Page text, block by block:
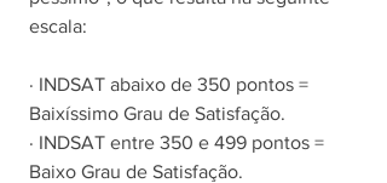
escala:
· INDSAT abaixo de 350 pontos =
Baixíssimo Grau de Satisfação.
· INDSAT entre 350 e 499 pontos =
Baixo Grau de Satisfação.